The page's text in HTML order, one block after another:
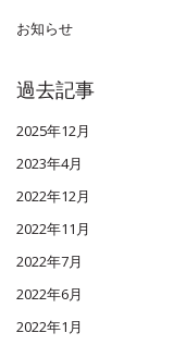
お知らせ
過去記事
2025年12月
2023年4月
2022年12月
2022年11月
2022年7月
2022年6月
2022年1月